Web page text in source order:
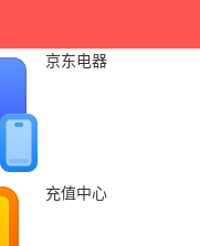
京东电器
充值中心